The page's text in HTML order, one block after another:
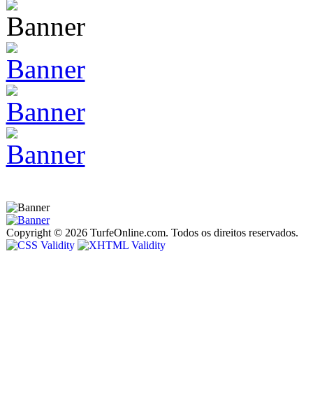
Copyright © 2026 TurfeOnline.com. Todos os direitos reservados.